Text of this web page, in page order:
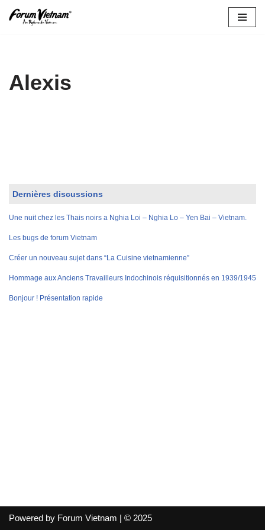
Alexis
Dernières discussions
Une nuit chez les Thais noirs a Nghia Loi – Nghia Lo – Yen Bai – Vietnam.
Les bugs de forum Vietnam
Créer un nouveau sujet dans “La Cuisine vietnamienne”
Hommage aux Anciens Travailleurs Indochinois réquisitionnés en 1939/1945
Bonjour ! Présentation rapide
Powered by Forum Vietnam | © 2025